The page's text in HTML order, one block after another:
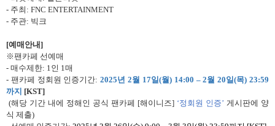
- 주최 : FNC ENTERTAINMENT
- 주관: 빅크
[예매안내]
※팬카페 선예매
- 매수제한: 1인 1매
- 팬카페 정회원 인증기간:2025년 2월 17일(월 ) 14:00 –2월 20일(목) 23:59
까지 [KST]
(해당 기간 내에 정해인 공식 팬카페 [해이니즈] ‘정회원 인증’ 게시판에 양
식 제출)